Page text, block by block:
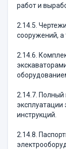
работ и
2.14.5.
сооружений, а
2.14.6.
2.14.7. Полный
эксплуатации
инструкций.
2.14.8.